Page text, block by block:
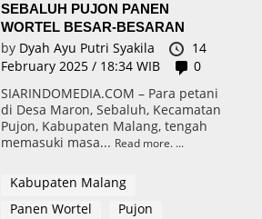
SEBALUH PUJON PANEN
WORTEL BESAR-BESARAN
by Dyah Ayu Putri Syakila
14
February 2025 / 18:34 WIB
0
SIARINDOMEDIA.COM – Para petani
di Desa Maron, Sebaluh, Kecamatan
Pujon, Kabupaten Malang, tengah
memasuki masa... Read more.
Kabupaten Malang
Panen Wortel
Pujon